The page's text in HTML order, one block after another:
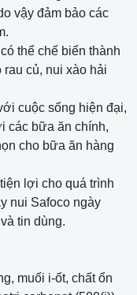
vậy đảm bảo các
thể chế biến thành
củ, nui xào hải
cuộc sống hiện đại,
các bữa ăn chính,
cho bữa ăn hàng
lợi cho quá trình
nui Safoco ngày
tin dùng.
muối i-ốt, chất ổn